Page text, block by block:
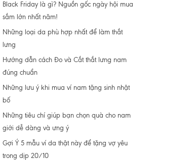
Black Friday là gì? Nguồn gốc ngày hội mua
sắm lớn nhất năm!
Những loại da phù hợp nhất để làm thắt
lưng
Hướng dẫn cách Đo và Cắt thắt lưng nam
đúng chuẩn
Những lưu ý khi mua ví nam tặng sinh nhật
bố
Những tiêu chí giúp bạn chọn quà cho nam
giới dễ dàng và ưng ý
Gợi Ý 5 mẫu ví da thật này để tặng vợ yêu
trong dịp 20/10